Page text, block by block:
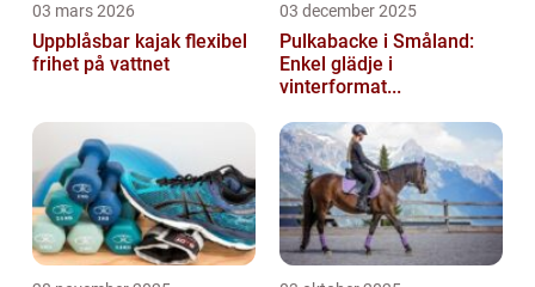
03 mars 2026
Uppblåsbar kajak flexibel
frihet på vattnet
03 december 2025
Pulkabacke i Småland:
Enkel glädje i
vinterformat...